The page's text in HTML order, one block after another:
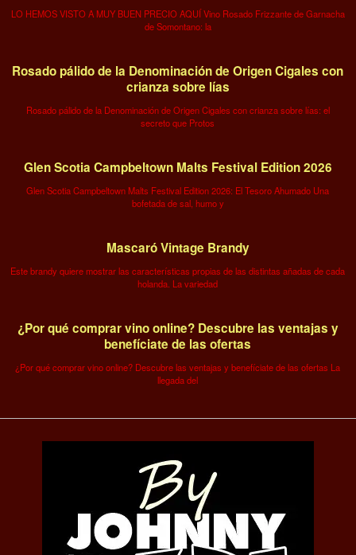
LO HEMOS VISTO A MUY BUEN PRECIO AQUÍ Vino Rosado Frizzante de Garnacha
de Somontano: la
Rosado pálido de la Denominación de Origen Cigales con
crianza sobre lías
Rosado pálido de la Denominación de Origen Cigales con crianza sobre lías: el
secreto que Protos
Glen Scotia Campbeltown Malts Festival Edition 2026
Glen Scotia Campbeltown Malts Festival Edition 2026: El Tesoro Ahumado Una
bofetada de sal, humo y
Mascaró Vintage Brandy
Este brandy quiere mostrar las características propias de las distintas añadas de cada
holanda. La variedad
¿Por qué comprar vino online? Descubre las ventajas y
benefíciate de las ofertas
¿Por qué comprar vino online? Descubre las ventajas y benefíciate de las ofertas La
llegada del